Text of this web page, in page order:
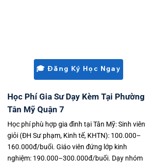
🎓 Đăng Ký Học Ngay
Học Phí Gia Sư Dạy Kèm Tại Phường
Tân Mỹ Quận 7
Học phí phù hợp gia đình tại Tân Mỹ: Sinh viên
giỏi (ĐH Sư phạm, Kinh tế, KHTN): 100.000–
160.000đ/buổi. Giáo viên đứng lớp kinh
nghiệm: 190.000–300.000đ/buổi. Dạy nhóm